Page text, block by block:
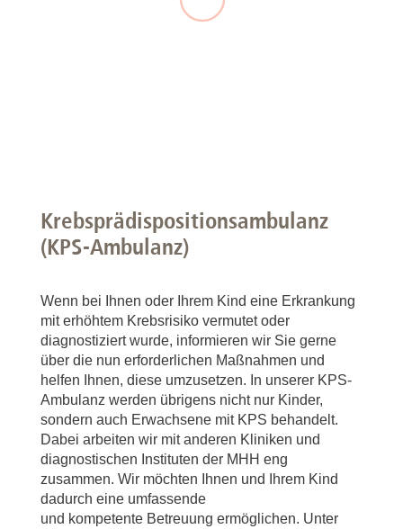
Krebsprädispositionsambulanz
(KPS-Ambulanz)
Wenn bei Ihnen oder Ihrem Kind eine Erkrankung
mit erhöhtem Krebsrisiko vermutet oder
diagnostiziert wurde, informieren wir Sie gerne
über die nun erforderlichen Maßnahmen und
helfen Ihnen, diese umzusetzen. In unserer KPS-
Ambulanz werden übrigens nicht nur Kinder,
sondern auch Erwachsene mit KPS behandelt.
Dabei arbeiten wir mit anderen Kliniken und
diagnostischen Instituten der MHH eng
zusammen. Wir möchten Ihnen und Ihrem Kind
dadurch eine umfassende
und kompetente Betreuung ermöglichen. Unter